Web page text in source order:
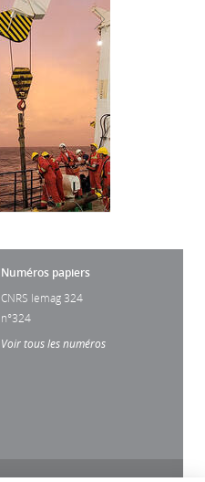
Numéros papiers
CNRS lemag 324
n°324
Voir tous les numéros